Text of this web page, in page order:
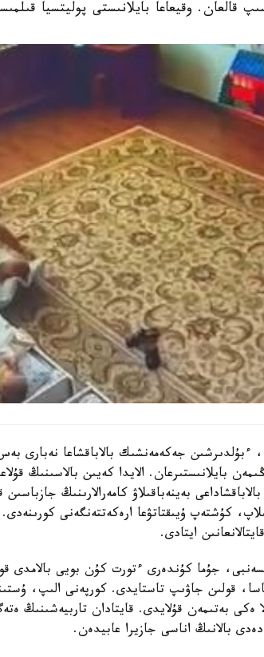
قالعان. وقيعاعا بايلانىستى پوليتسيا
ءبۇلدىرشىن جەكەمەنشىك بالاباقشاعا نەبارى
بايلانىستىرعان. الايدا كەيىن بالاسىنىڭ
بەينەباقىلاۋ كامەرالارىنىڭ
كۇشتەپ ۇيىقتاتۋعا ارەكەتتەنگەنى
ايتادى.
جۇما كۇندەرى ءتورت كۇن بويى بالامدى
قولىن جاۋىپ تاستايدى. كورپەنى الىپ،
ەكى بەتىمەن قۇلايدى. قايتادان تاربيەشىنىڭ
بالانىڭ اناسى جازيرا عابيدەن.